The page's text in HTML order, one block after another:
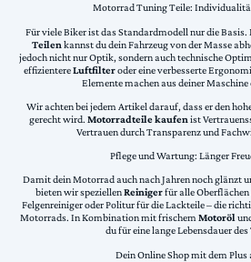
Motorrad Tuning Teile:
Für viele Biker ist das Standardmodell nur die Basis.
Teilen kannst du dein Fahrzeug von der Masse
jedoch nicht nur Optik, sondern auch technische
effizientereLuftfilteroder eine verbesserte
Elemente machen aus deiner
Wir achten bei jedem Artikel darauf, dass er den
gerecht wird. Motorradteile kaufen ist
Vertrauen durch Transparenz und
Pflege und Wartung: Länger
Damit dein Motorrad auch nach Jahren noch glänzt
bieten wir speziellenReinigerfür alle
Felgenreiniger oder Politur für die Lackteile – die
Motorrads. In Kombination mit frischemMotoröl
du für eine lange Lebensdauer
Dein Online Shop mit dem Plus